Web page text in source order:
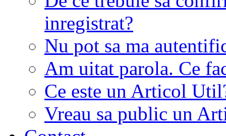
inregistrat?
Nu pot sa ma
Am uitat parola. Ce
Ce este un Articol
Vreau sa public un